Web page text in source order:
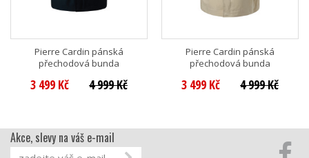
Pierre Cardin pánská
přechodová bunda
3 499 Kč 4 999 Kč
Pierre Cardin pánská
přechodová bunda
3 499 Kč 4 999 Kč
Akce, slevy na váš e-mail